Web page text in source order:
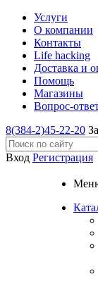
Услуги
О компании
Контакты
Life hacking
Доставка и
Помощь
Магазины
Вопрос-
8(384-2)45-22-20
Вход Регистрация